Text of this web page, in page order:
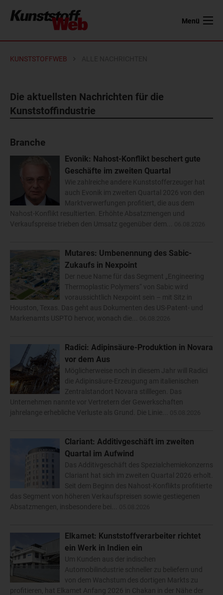
Menü
KUNSTSTOFFWEB
Die aktuellsten Nachrichten für die
Kunststoffindustrie
Branche
Evonik: Nahost-Konflikt beschert gute
Geschäfte im zweiten Quartal
Wie zahlreiche andere Kunststofferzeuger hat
auch Evonik im zweiten Quartal 2026 von den
Marktverwerfungen profitiert, die aus dem
Nahost-Konflikt resultierten. Erhöhte Absatzmengen und
Verkaufspreise trieben den Umsatz gegenüber dem...
Mutares: Umbenennung des Sabic-
Zukaufs in Nexpoint
Der neue Name für das Segment „Engineering
Thermoplastic Polymers“ von Sabic wird
voraussichtlich Nexpoint sein – mit Sitz in
Houston, Texas. Das geht aus Dokumenten des US-Patent- und
Markenamts USPTO hervor, wonach die...
Radici: Adipinsäure-Produktion in Novara
vor dem Aus
Möglicherweise noch in diesem Jahr will Radici
die Adipinsäure-Erzeugung am italienischen
Zentralstandort Novara stilllegen. Das
Unternehmen nannte vor Vertretern der Gewerkschaften
jahrelange erhebliche Verluste als Grund. Die Linie...
Clariant: Additivgeschäft im zweiten
Quartal im Aufwind
Das Additivgeschäft des Spezialchemiekonzerns
Clariant hat sich im zweiten Quartal 2026 erholt.
Seit dem Beginn des Nahost-Konflikts profitierte
das Segment von höheren Verkaufspreisen sowie gestiegenen
Absatzmengen, insbesondere bei...
Elkamet: Kunststoffverarbeiter richtet
ein Werk in Indien ein
Um Kunden aus der indischen
Automobilindustrie schneller zu beliefern und
von dem Wachstum des dortigen Markts zu
profitieren, hat Elkamet Anfang 2026 in Chakan in der Nähe der